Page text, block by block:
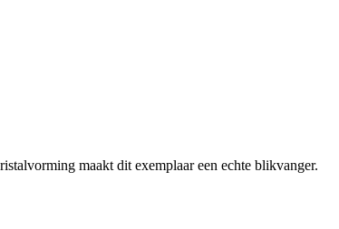
maakt dit exemplaar een echte blikvanger.